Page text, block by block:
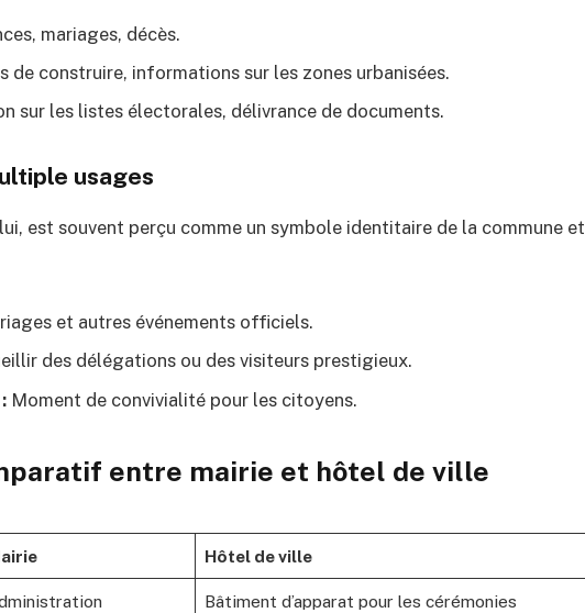
mariages, décès.
de construire, informations sur les zones urbanisées.
sur les listes électorales, délivrance de documents.
usages
est souvent perçu comme un symbole identitaire de la commune et
et autres événements officiels.
des délégations ou des visiteurs prestigieux.
Moment de convivialité pour les citoyens.
entre mairie et hôtel de ville
Hôtel de ville
Bâtiment d’apparat pour les cérémonies